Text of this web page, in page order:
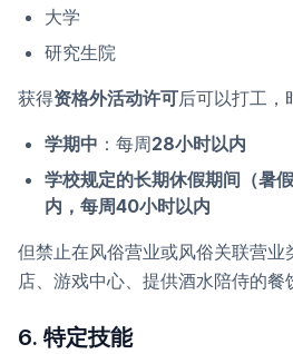
大学
研究生院
获得资格外活动许可后可以打工，
学期中 ：每周28小时以内
学校规定的长期休假期间（暑假
内，每周40小时以内
但禁止在风俗营业或风俗关联营业
店、游戏中心、提供酒水陪侍的餐
6. 特定技能